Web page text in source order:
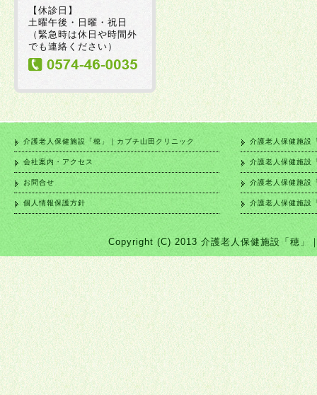
【休診日】
土曜午後・日曜・祝日
（緊急時は休日や時間外
でも連絡ください）
介護老人保健施設「穂」｜カブチ山田クリニック
会社案内・アクセス
お問合せ
個人情報保護方針
介護老人保健施設
介護老人保健施設
介護老人保健施設
介護老人保健施設
Copyright (C) 2013 介護老人保健施設「穂